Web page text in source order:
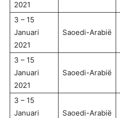
2021
3 – 15
Januari
2021
Saoedi-Arabië
3 – 15
Januari
2021
Saoedi-Arabië
3 – 15
Januari
Saoedi-Arabië